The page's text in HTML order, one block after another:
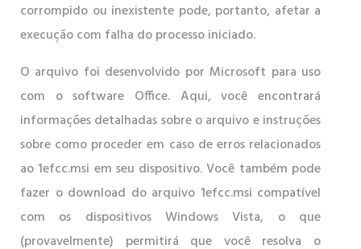
corrompido ou inexistente pode, portanto, afetar a
execução com falha do processo iniciado.
O arquivo foi desenvolvido por Microsoft para uso
com o software Office. Aqui, você encontrará
informações detalhadas sobre o arquivo e instruções
sobre como proceder em caso de erros relacionados
ao 1efcc.msi em seu dispositivo. Você também pode
fazer o download do arquivo 1efcc.msi compatível
com os dispositivos Windows Vista, o que
(provavelmente) permitirá que você resolva o